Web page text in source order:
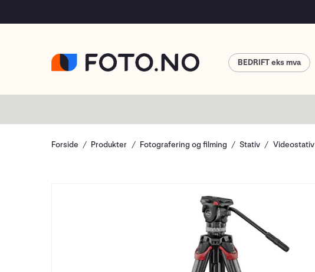
BEDRIFT
Forside Produkter Fotografering og filming Stativ Videostativ